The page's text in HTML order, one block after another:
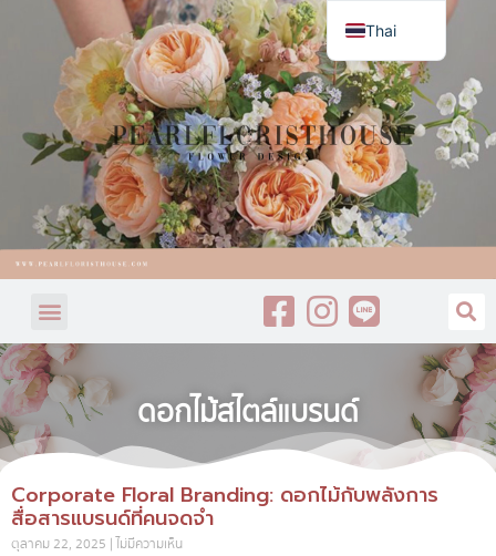
ดอกไม้สไตล์แบรนด์
Corporate Floral Branding: ดอกไม้กับพลังการ
สื่อสารแบรนด์ที่คนจดจำ
ตุลาคม 22, 2025 ไม่มีความเห็น
Thai
English